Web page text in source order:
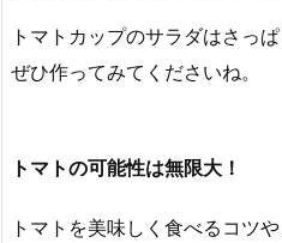
トマトカップのサラダはさっ
ぜひ作ってみてくださいね。
トマトの可能性は無限大！
トマトを美味しく食べるコツや